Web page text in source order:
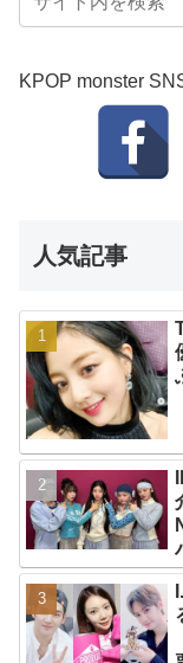
KPOP monster
人気記事